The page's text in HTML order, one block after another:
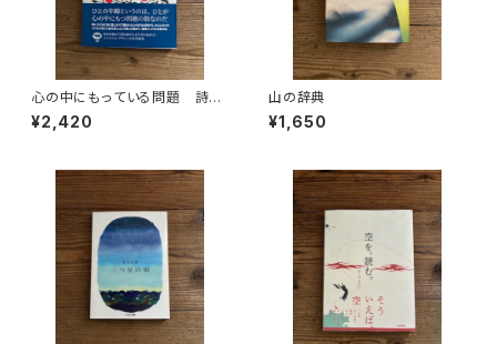
心の中にもっている問題 詩人
の父から子どもたちへの45篇の
詩
¥2,420
山の辞典
¥1,650